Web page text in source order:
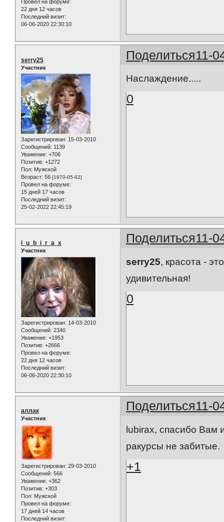
Провел на форуме:
22 дня 12 часов
Последний визит:
06-06-2020 22:30:10
Поделиться11-
serry25
Участник
Зарегистрирован: 15-03-2010
Сообщений: 1139
Уважение: +706
Позитив: +1272
Пол: Мужской
Возраст: 56 [1970-05-02]
Провел на форуме:
15 дней 17 часов
Последний визит:
25-02-2022 22:45:19
Наслаждение.....
0
Поделиться11-
l_u_b_i_r_a_x
Участник
Зарегистрирован: 14-03-2010
Сообщений: 2340
Уважение: +1953
Позитив: +2666
Провел на форуме:
22 дня 12 часов
Последний визит:
06-06-2020 22:30:10
serry25, красота -
удивительная!
0
Поделиться11-
аллак
Участник
Зарегистрирован: 29-03-2010
Сообщений: 566
Уважение: +362
Позитив: +303
Пол: Мужской
Провел на форуме:
17 дней 14 часов
Последний визит:
lubirax, спасибо Вам
ракурсы не забитые.
+1